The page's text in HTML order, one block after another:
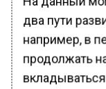
два пути
например, в
продолжать